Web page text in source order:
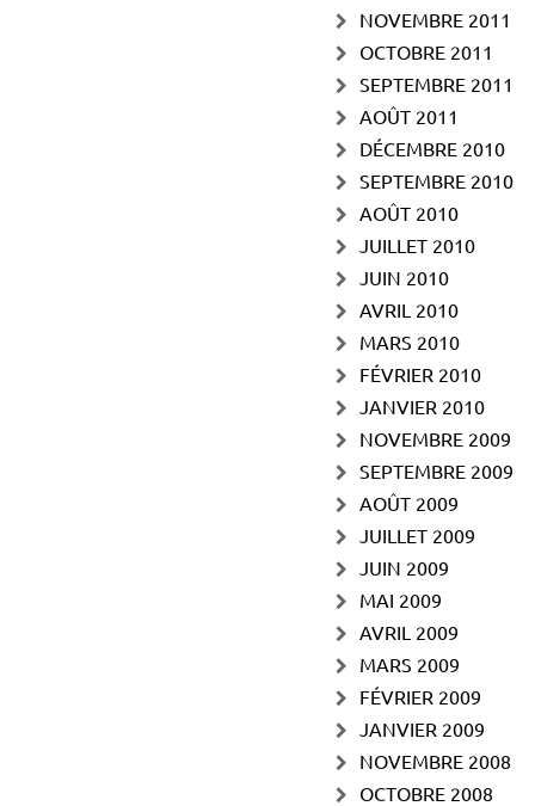
NOVEMBRE 2011
OCTOBRE 2011
SEPTEMBRE 2011
AOÛT 2011
DÉCEMBRE 2010
SEPTEMBRE 2010
AOÛT 2010
JUILLET 2010
JUIN 2010
AVRIL 2010
MARS 2010
FÉVRIER 2010
JANVIER 2010
NOVEMBRE 2009
SEPTEMBRE 2009
AOÛT 2009
JUILLET 2009
JUIN 2009
MAI 2009
AVRIL 2009
MARS 2009
FÉVRIER 2009
JANVIER 2009
NOVEMBRE 2008
OCTOBRE 2008